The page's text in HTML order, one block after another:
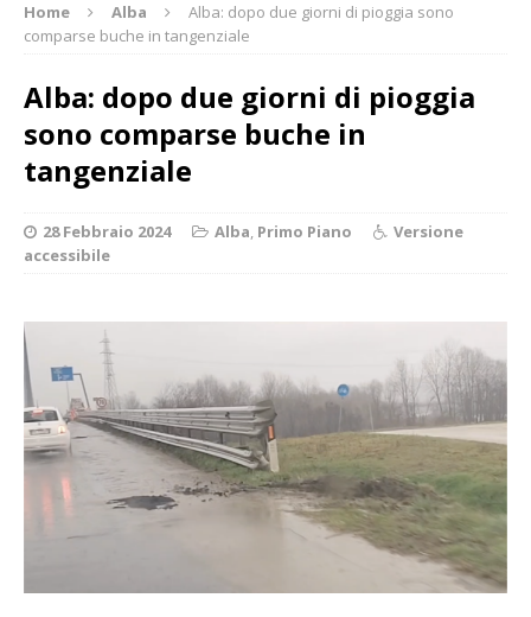
Home Alba
Alba: dopo due giorni di pioggia sono
comparse buche in tangenziale
Alba: dopo due giorni di pioggia
sono comparse buche in
tangenziale
28 Febbraio 2024 Alba, Primo Piano
Versione
accessibile